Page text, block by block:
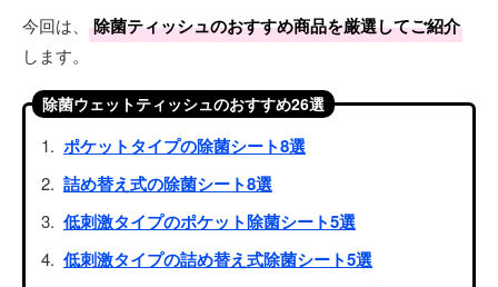
今回は、 除菌ティッシュのおすすめ商品を厳選してご紹介
します。
除菌ウェットティッシュのおすすめ26選
ポケットタイプの除菌シート8選
詰め替え式の除菌シート8選
低刺激タイプのポケット除菌シート5選
低刺激タイプの詰め替え式除菌シート5選